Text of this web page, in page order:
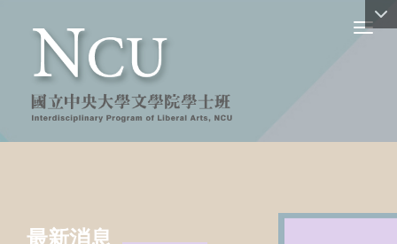
最新消息